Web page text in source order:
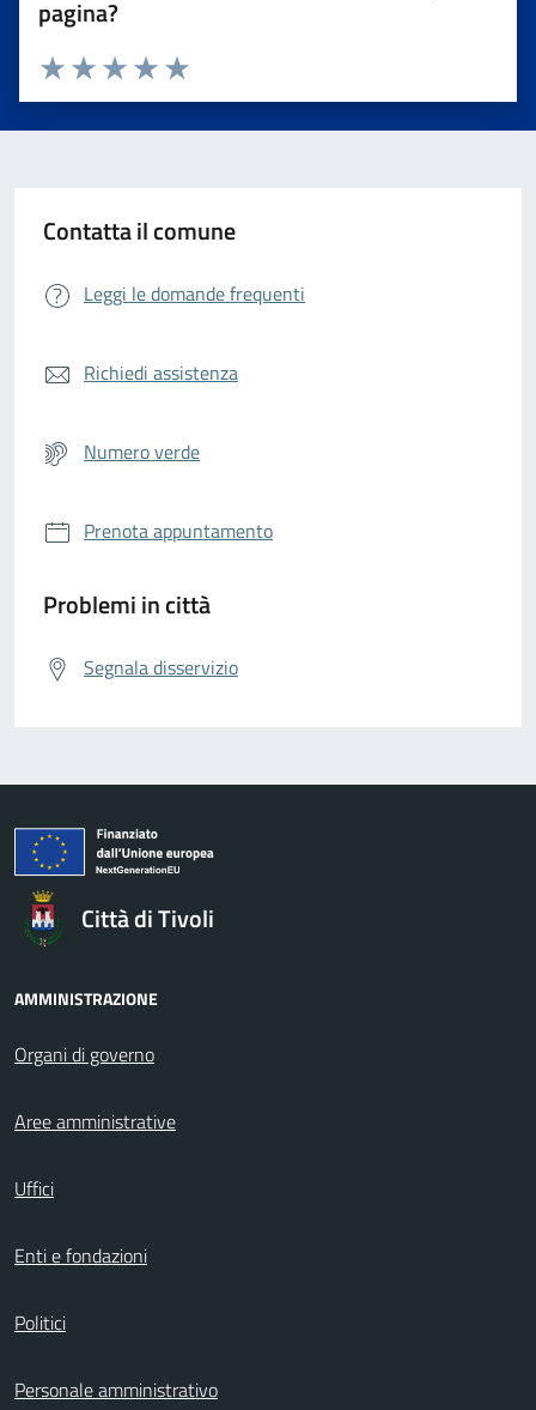
pagina?
Valuta da 1 a 5 stelle la pagina
Valuta 5 stelle su 5
Valuta 4 stelle su 5
Valuta 3 stelle su 5
Valuta 2 stelle su 5
Valuta 1 stelle su 5
Contatta il comune
Leggi le domande frequenti
Richiedi assistenza
Numero verde
Prenota appuntamento
Problemi in città
Segnala disservizio
Città di Tivoli
AMMINISTRAZIONE
Organi di governo
Aree amministrative
Uffici
Enti e fondazioni
Politici
Personale amministrativo